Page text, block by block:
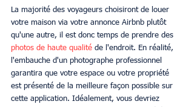
La majorité des voyageurs choisiront de louer
votre maison via votre annonce Airbnb plutôt
qu'une autre, il est donc temps de prendre des
photos de haute qualité de l'endroit. En réalité,
l'embauche d'un photographe professionnel
garantira que votre espace ou votre propriété
est présenté de la meilleure façon possible sur
cette application. Idéalement, vous devriez